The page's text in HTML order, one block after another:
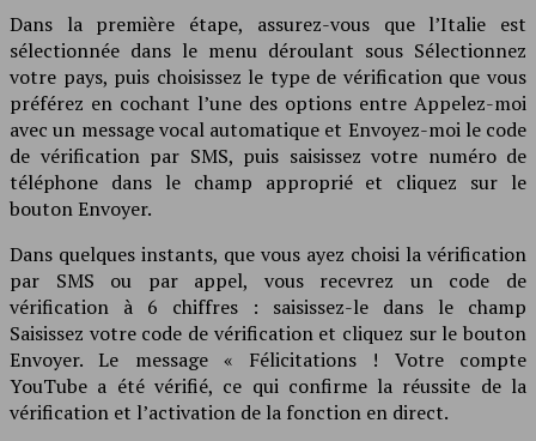
Dans la première étape, assurez-vous que l’Italie est
sélectionnée dans le menu déroulant sous Sélectionnez
votre pays, puis choisissez le type de vérification que vous
préférez en cochant l’une des options entre Appelez-moi
avec un message vocal automatique et Envoyez-moi le code
de vérification par SMS, puis saisissez votre numéro de
téléphone dans le champ approprié et cliquez sur le
bouton Envoyer.
Dans quelques instants, que vous ayez choisi la vérification
par SMS ou par appel, vous recevrez un code de
vérification à 6 chiffres : saisissez-le dans le champ
Saisissez votre code de vérification et cliquez sur le bouton
Envoyer. Le message « Félicitations ! Votre compte
YouTube a été vérifié, ce qui confirme la réussite de la
vérification et l’activation de la fonction en direct.